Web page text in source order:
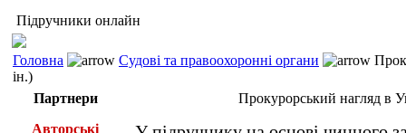
Підручники онлайн
Головна Судові та правоохоронні органи
ін.)
Партнери
Авторські
Прокурорський нагляд в